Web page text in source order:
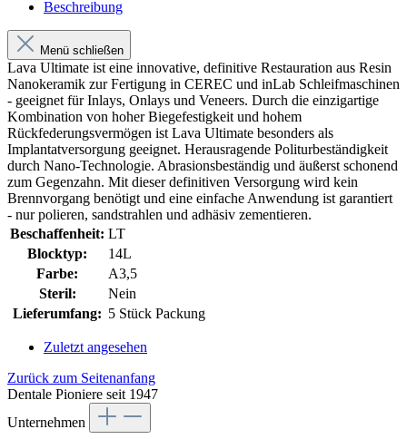
Beschreibung
Menü schließen
Lava Ultimate ist eine innovative, definitive Restauration aus Resin
Nanokeramik zur Fertigung in CEREC und inLab Schleifmaschinen
- geeignet für Inlays, Onlays und Veneers. Durch die einzigartige
Kombination von hoher Biegefestigkeit und hohem
Rückfederungsvermögen ist Lava Ultimate besonders als
Implantatversorgung geeignet. Herausragende Politurbeständigkeit
durch Nano-Technologie. Abrasionsbeständig und äußerst schonend
zum Gegenzahn. Mit dieser definitiven Versorgung wird kein
Brennvorgang benötigt und eine einfache Anwendung ist garantiert
- nur polieren, sandstrahlen und adhäsiv zementieren.
Beschaffenheit: LT
Blocktyp:
14L
Farbe:
A3,5
Steril:
Nein
Lieferumfang: 5 Stück Packung
Zuletzt angesehen
Zurück zum Seitenanfang
Dentale Pioniere seit 1947
Unternehmen